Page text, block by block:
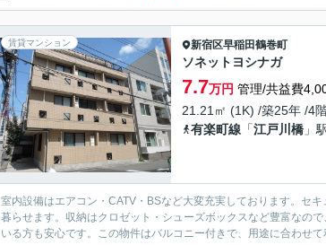
賃貸マンション 新宿区早稲田鶴巻町
ソネットヨシナガ
7.7万円 管理/共益費
21.21㎡ (1K) /築25年 /4
有楽町線 「江戸川橋 」
室内設備はエアコン・CATV・BSなど大変充実しております。セ
暮らせます。収納はクロゼット・シューズボックスなど豊富なの
いる方も安心です。この物件はバルコニー付きで、用途に合わせ